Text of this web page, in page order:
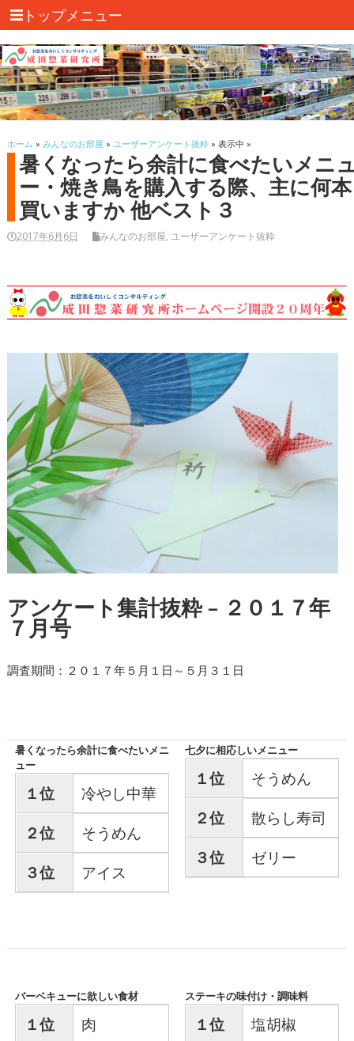
トップメニュー
ホーム » みんなのお部屋 » ユーザーアンケート抜粋» 表示中 »
暑くなったら余計に食べたいメニ
ー・焼き鳥を購入する際、主に何本
買いますか 他ベスト３
2017年6月6日 みんなのお部屋, ユーザーアンケート抜粋
アンケート集計抜粋 – ２０１７年
７月号
調査期間：２０１７年５月１日～５月３１日
暑くなったら余計に食べたいメニ
ュー
１位
冷やし中華
２位
そうめん
３位
アイス
七夕に相応しいメニュー
１位
そうめん
２位
散らし寿司
３位
ゼリー
バーベキューに欲しい食材
１位
肉
ステーキの味付け・調味料
１位
塩胡椒